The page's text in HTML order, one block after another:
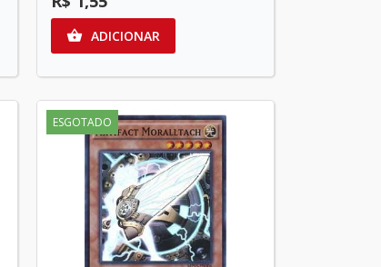
 ADICIONAR
ESGOTADO